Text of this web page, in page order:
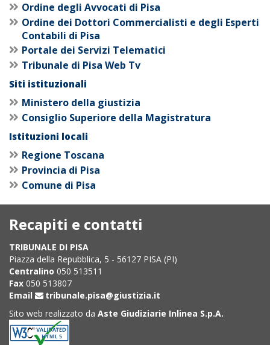
Ordine degli Avvocati di Pisa
Ordine dei Dottori Commercialisti e degli Esperti
Contabili di Pisa
Portale dei Servizi Telematici
Tribunale di Pisa Web Tv
Siti istituzionali
Ministero della giustizia
Consiglio Superiore della Magistratura
Istituzioni locali
Regione Toscana
Provincia di Pisa
Comune di Pisa
Recapiti e contatti
TRIBUNALE DI PISA
Piazza della Repubblica, 5 - 56127 PISA (PI)
Centralino 050 513511
Fax 050 513807
Email
tribunale.pisa@giustizia.it
Sito web realizzato da Aste Giudiziarie Inlinea S.p.A.